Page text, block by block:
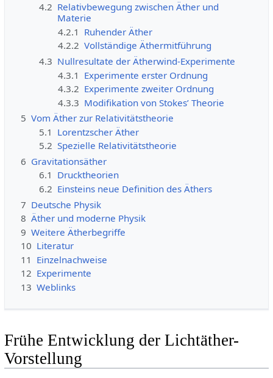
4.2 Relativbewegung zwischen Äther und
Materie
4.2.1 Ruhender Äther
4.2.2 Vollständige Äthermitführung
4.3 Nullresultate der Ätherwind-Experimente
4.3.1 Experimente erster Ordnung
4.3.2 Experimente zweiter Ordnung
4.3.3 Modifikation von Stokes’ Theorie
5 Vom Äther zur Relativitätstheorie
5.1 Lorentzscher Äther
5.2 Spezielle Relativitätstheorie
6 Gravitationsäther
6.1 Drucktheorien
6.2 Einsteins neue Definition des Äthers
7 Deutsche Physik
8 Äther und moderne Physik
9 Weitere Ätherbegriffe
10 Literatur
11 Einzelnachweise
12 Experimente
13 Weblinks
Frühe Entwicklung der Lichtäther-
Vorstellung